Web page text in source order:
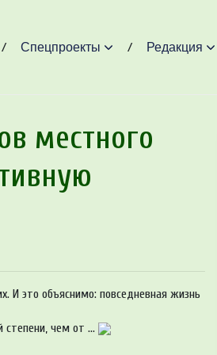
Спецпроекты Редакция
местного
И это объяснимо: повседневная жизнь
степени, чем от ...